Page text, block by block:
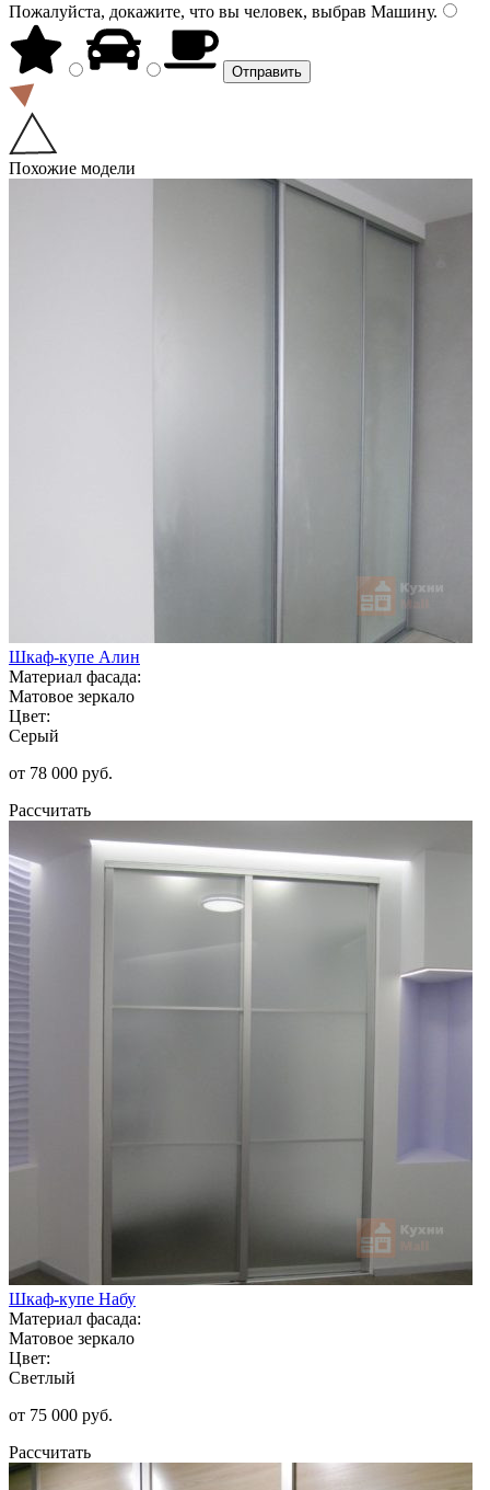
Пожалуйста, докажите, что вы человек, выбрав Машину.
Похожие модели
Шкаф-купе Алин
Материал фасада:
Матовое зеркало
Цвет:
Серый
от 78 000 руб.
Рассчитать
Шкаф-купе Набу
Материал фасада:
Матовое зеркало
Цвет:
Светлый
от 75 000 руб.
Рассчитать